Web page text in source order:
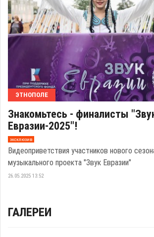
ЭТНОПОЛЕ
Знакомьтесь - финалисты
Евразии-2025"!
эксклюзив
Видеоприветствия участников нового
музыкального проекта "Звук Евразии"
26.05.2025 13:52
ГАЛЕРЕИ